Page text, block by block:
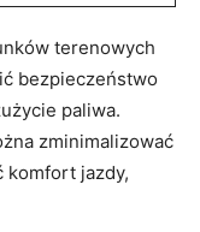
terenowych
bezpieczeństwo
paliwa.
zminimalizować
komfort jazdy,